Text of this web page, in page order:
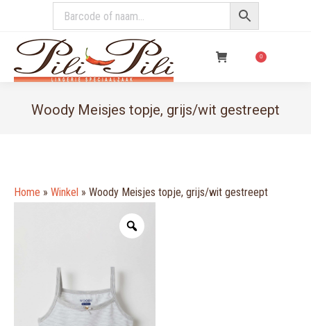
0
Woody Meisjes topje, grijs/wit gestreept
Home » Winkel » Woody Meisjes topje, grijs/wit gestreept